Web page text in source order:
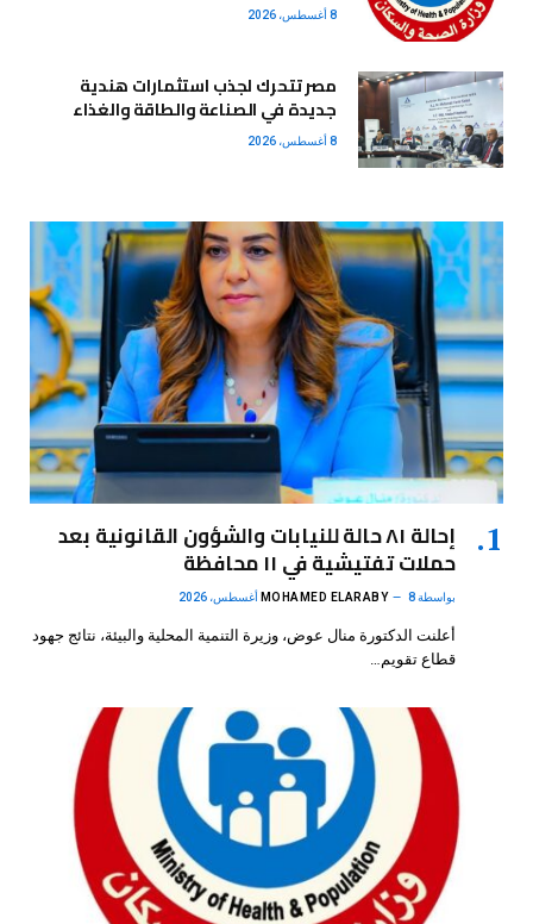
8 أغسطس، 2026
مصر تتحرك لجذب استثمارات هندية
جديدة في الصناعة والطاقة والغذاء
8 أغسطس، 2026
إحالة ٨١ حالة للنيابات والشؤون القانونية بعد
حملات تفتيشية في ١١ محافظة
بواسطة MOHAMED ELARABY 8 أغسطس، 2026
أعلنت الدكتورة منال عوض، وزيرة التنمية المحلية والبيئة، نتائج جهود
قطاع تقويم…